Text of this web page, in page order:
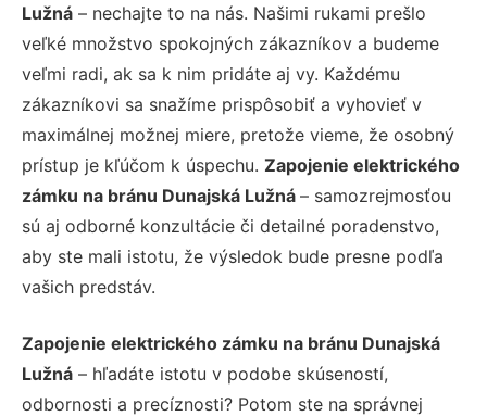
Lužná – nechajte to na nás. Našimi rukami prešlo
veľké množstvo spokojných zákazníkov a budeme
veľmi radi, ak sa k nim pridáte aj vy. Každému
zákazníkovi sa snažíme prispôsobiť a vyhovieť v
maximálnej možnej miere, pretože vieme, že osobný
prístup je kľúčom k úspechu. Zapojenie elektrického
zámku na bránu Dunajská Lužná – samozrejmosťou
sú aj odborné konzultácie či detailné poradenstvo,
aby ste mali istotu, že výsledok bude presne podľa
vašich predstáv.
Zapojenie elektrického zámku na bránu Dunajská
Lužná – hľadáte istotu v podobe skúseností,
odbornosti a precíznosti? Potom ste na správnej